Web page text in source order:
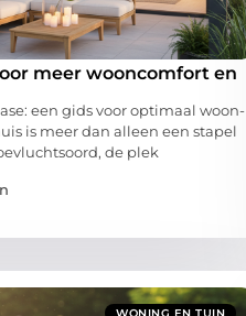
meer wooncomfort en
een gids voor optimaal woon-
is meer dan alleen een stapel
de plek
WONING EN TUIN